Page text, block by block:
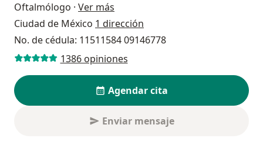
Oftalmólogo · Ver más
Ciudad de México 1 dirección
No. de cédula: 11511584 09146778
1386 opiniones
Agendar cita
Enviar mensaje